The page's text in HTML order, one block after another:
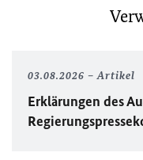
03.08.2026 Artikel
Erklärungen des